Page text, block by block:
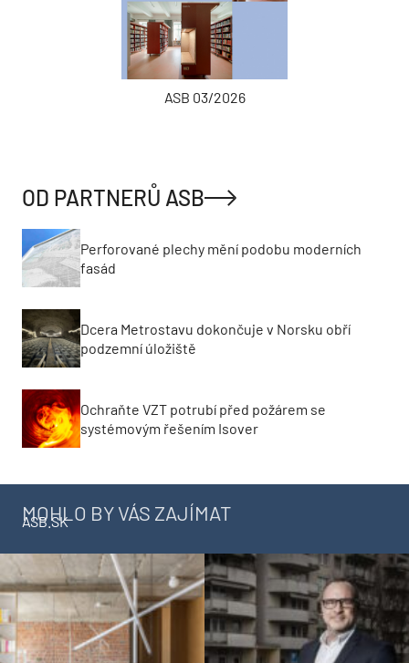
ASB 03/2026
OD PARTNERŮ ASB
Perforované plechy mění podobu moderních
fasád
Dcera Metrostavu dokončuje v Norsku obří
podzemní úložiště
Ochraňte VZT potrubí před požárem se
systémovým řešením Isover
MOHLO BY VÁS ZAJÍMAT
ASB.SK